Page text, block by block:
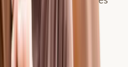
die gleichen